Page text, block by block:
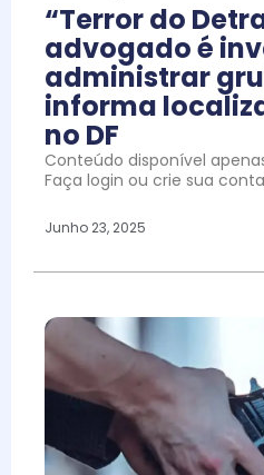
“Terror do
advogado é
administrar
informa
no DF
Conteúdo disponível
Faça login ou crie sua
Junho 23, 2025